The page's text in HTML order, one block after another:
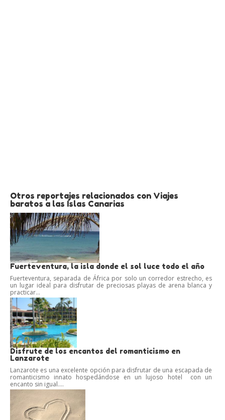
Otros reportajes relacionados con Viajes
baratos a las Islas Canarias
Fuerteventura, la isla donde el sol luce todo el año
Fuerteventura, separada de África por solo un corredor estrecho, es
un lugar ideal para disfrutar de preciosas playas de arena blanca y
practicar...
Disfrute de los encantos del romanticismo en
Lanzarote
Lanzarote es una excelente opción para disfrutar de una escapada de
romanticismo innato hospedándose en un lujoso hotel con un
encanto sin igual....